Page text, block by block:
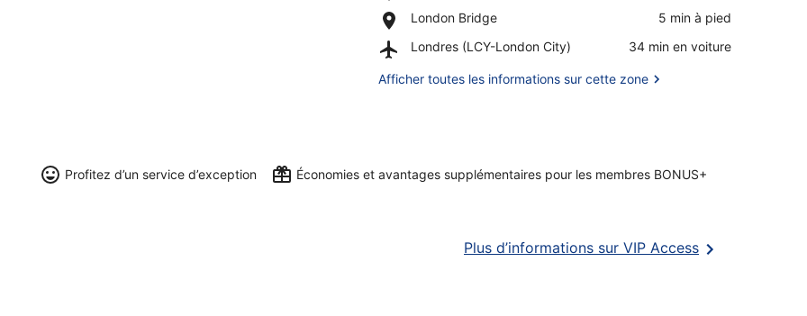
Market
London Bridge
Place,
Bridge
‪5 min à pied‬
Londres (LCY-London City)
Airport,
(LCY-
‪34 min en voiture‬
Afficher toutes les informations sur cette zone
Profitez d’un service d’exception Économies et avantages supplémentaires pour les membres BONUS+
Plus d’informations sur VIP AccessS’ouvre